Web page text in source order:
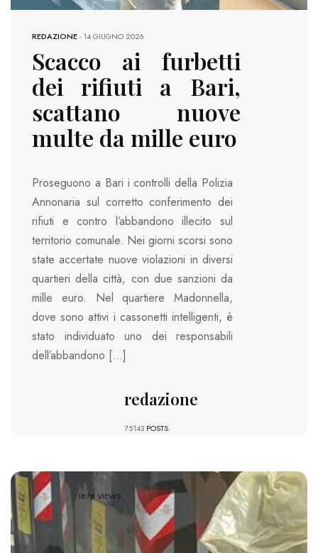
REDAZIONE-14 GIUGNO 2026
Scacco ai furbetti
dei rifiuti a Bari,
scattano nuove
multe da mille euro
Proseguono a Bari i controlli della Polizia
Annonaria sul corretto conferimento dei
rifiuti e contro l’abbandono illecito sul
territorio comunale. Nei giorni scorsi sono
state accertate nuove violazioni in diversi
quartieri della città, con due sanzioni da
mille euro. Nel quartiere Madonnella,
dove sono attivi i cassonetti intelligenti, è
stato individuato uno dei responsabili
dell’abbandono […]
redazione
75143 POSTS
1878 VIEWS